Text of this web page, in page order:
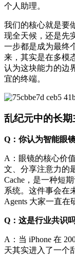
个人助理。
我们的核心就是要
现全天候，还是先
一步都是成为最终
来，其实是在多模
认为这块能力的边
宜的终端。
乱纪元中的长期
Q：你认为智能眼
A：眼镜的核心价
文、分享注意力的
Cache，是一种短
系统。这件事会在
Agents 大家一直在
Q：这是行业共识
A：当 iPhone 在
天其实进入了一个